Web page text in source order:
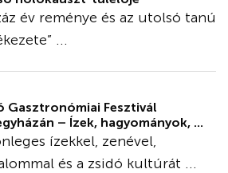
év reménye és az utolsó tanú
...
Gasztronómiai Fesztivál
– Ízek, hagyományok, ...
ízekkel, zenével,
és a zsidó kultúrát ...